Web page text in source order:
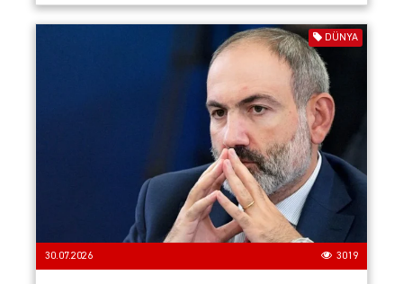
DÜNYA
30.07.2026 3019